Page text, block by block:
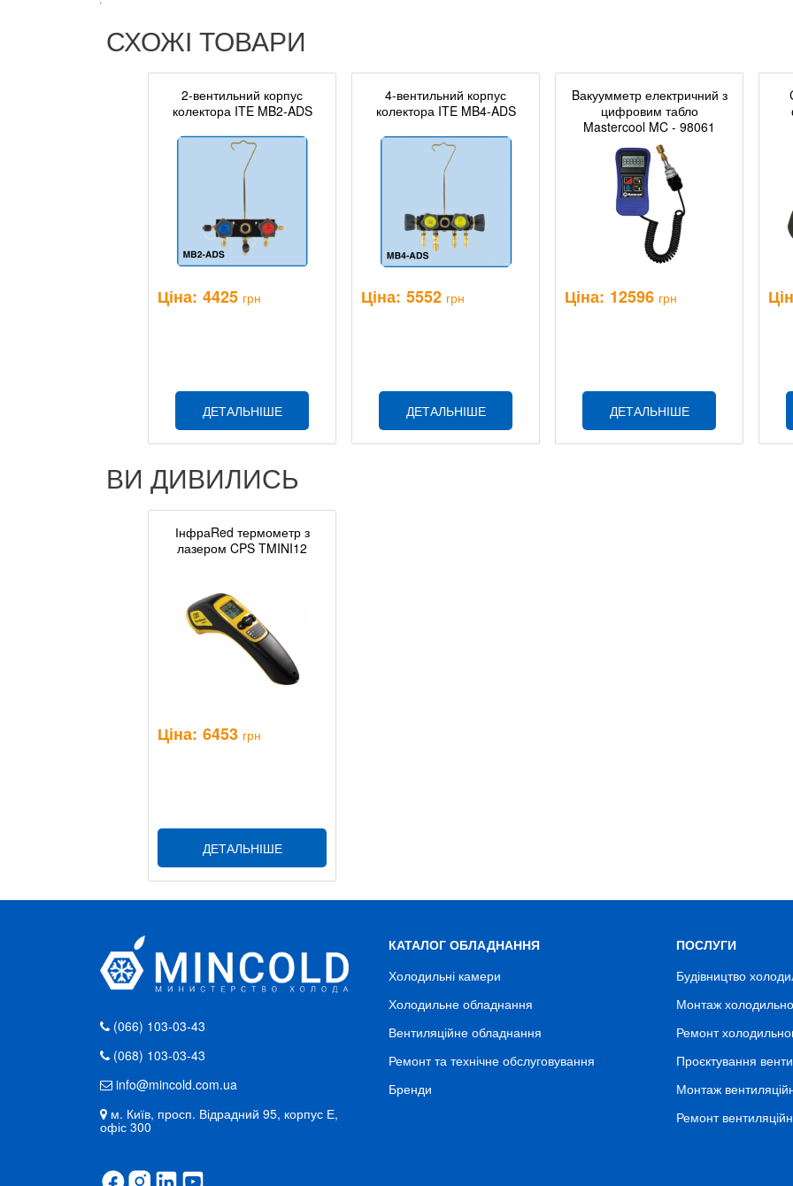
СХОЖІ ТОВАРИ
2-вентильний корпус
колектора ITE MB2-ADS
Ціна: 4425 грн
ДЕТАЛЬНІШЕ
4-вентильний корпус
колектора ITE MB4-ADS
Ціна: 5552 грн
ДЕТАЛЬНІШЕ
Bакуумметр електричний з
цифровим табло
Mastercool MC - 98061
Ціна: 12596 грн
ДЕТАЛЬНІШЕ
ВИ ДИВИЛИСЬ
ІнфраRed термометр з
лазером CPS TMINI12
Ціна: 6453 грн
ДЕТАЛЬНІШЕ
(066) 103-03-43
(068) 103-03-43
info@mincold.com.ua
м. Київ, просп. Відрадний 95, корпус Е,
офіс 300
КАТАЛОГ ОБЛАДНАННЯ
Холодильні камери
Холодильне обладнання
Вентиляційне обладнання
Ремонт та технічне обслуговування
Бренди
ПОСЛУГИ
Будівництво
Монтаж
Ремонт
Проєктування
Монтаж
Ремонт